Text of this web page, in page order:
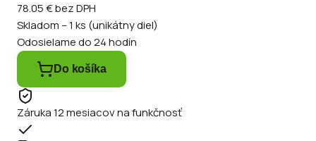
78.05 €bez DPH
Skladom – 1 ks (unikátny diel)
Odosielame do 24 hodín
Do košíka
Záruka 12 mesiacov na funkčnosť